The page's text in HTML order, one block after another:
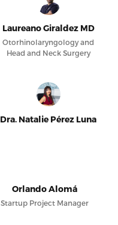
Laureano Giraldez MD
Otorhinolaryngology and
Head and Neck Surgery
Dra. Natalie Pérez Luna
Orlando Alomá
Startup Project Manager